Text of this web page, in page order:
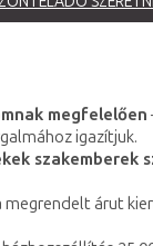
megfelelően
igazítjuk.
szakemberek
megrendelt árut